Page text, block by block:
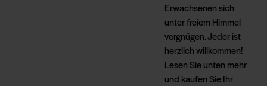
Erwachsenen sich
unter freiem Himmel
vergnügen. Jeder ist
herzlich willkommen!
Lesen Sie unten mehr
und kaufen Sie Ihr